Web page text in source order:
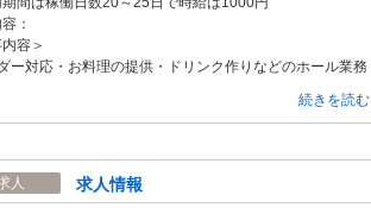
：
容＞
ー対応・お料理の提供・ドリンク作りなどのホール業務
続きを読む
人 求人情報